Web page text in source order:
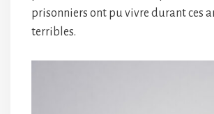
prisonniers ont pu vivre durant ces
terribles.